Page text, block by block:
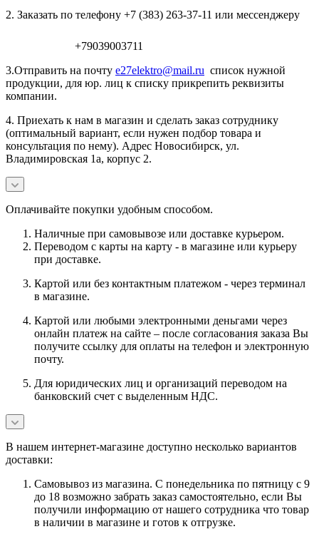
2. Заказать по телефону +7 (383) 263-37-11 или мессенджеру
+79039003711
3.Отправить на почту e27elektro@mail.ru список нужной
продукции, для юр. лиц к списку прикрепить реквизиты
компании.
4. Приехать к нам в магазин и сделать заказ сотруднику
(оптимальный вариант, если нужен подбор товара и
консультация по нему). Адрес Новосибирск, ул.
Владимировская 1а, корпус 2.
Оплачивайте покупки удобным способом.
Наличные при самовывозе или доставке курьером.
Переводом с карты на карту - в магазине или курьеру
при доставке.
Картой или без контактным платежом - через терминал
в магазине.
Картой или любыми электронными деньгами через
онлайн платеж на сайте – после согласования заказа Вы
получите ссылку для оплаты на телефон и электронную
почту.
Для юридических лиц и организаций переводом на
банковский счет с выделенным НДС.
В нашем интернет-магазине доступно несколько вариантов
доставки:
Самовывоз из магазина. С понедельника по пятницу с 9
до 18 возможно забрать заказ самостоятельно, если Вы
получили информацию от нашего сотрудника что товар
в наличии в магазине и готов к отгрузке.